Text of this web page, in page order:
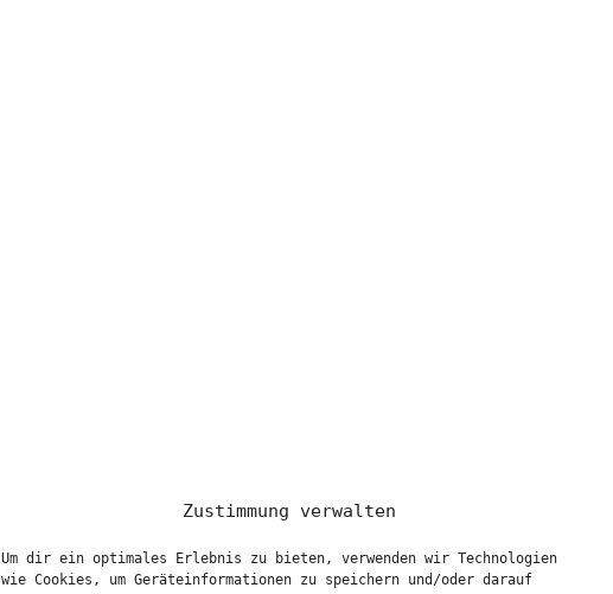
Zustimmung verwalten
Um dir ein optimales Erlebnis zu bieten, verwenden wir Technologien
wie Cookies, um Geräteinformationen zu speichern und/oder darauf